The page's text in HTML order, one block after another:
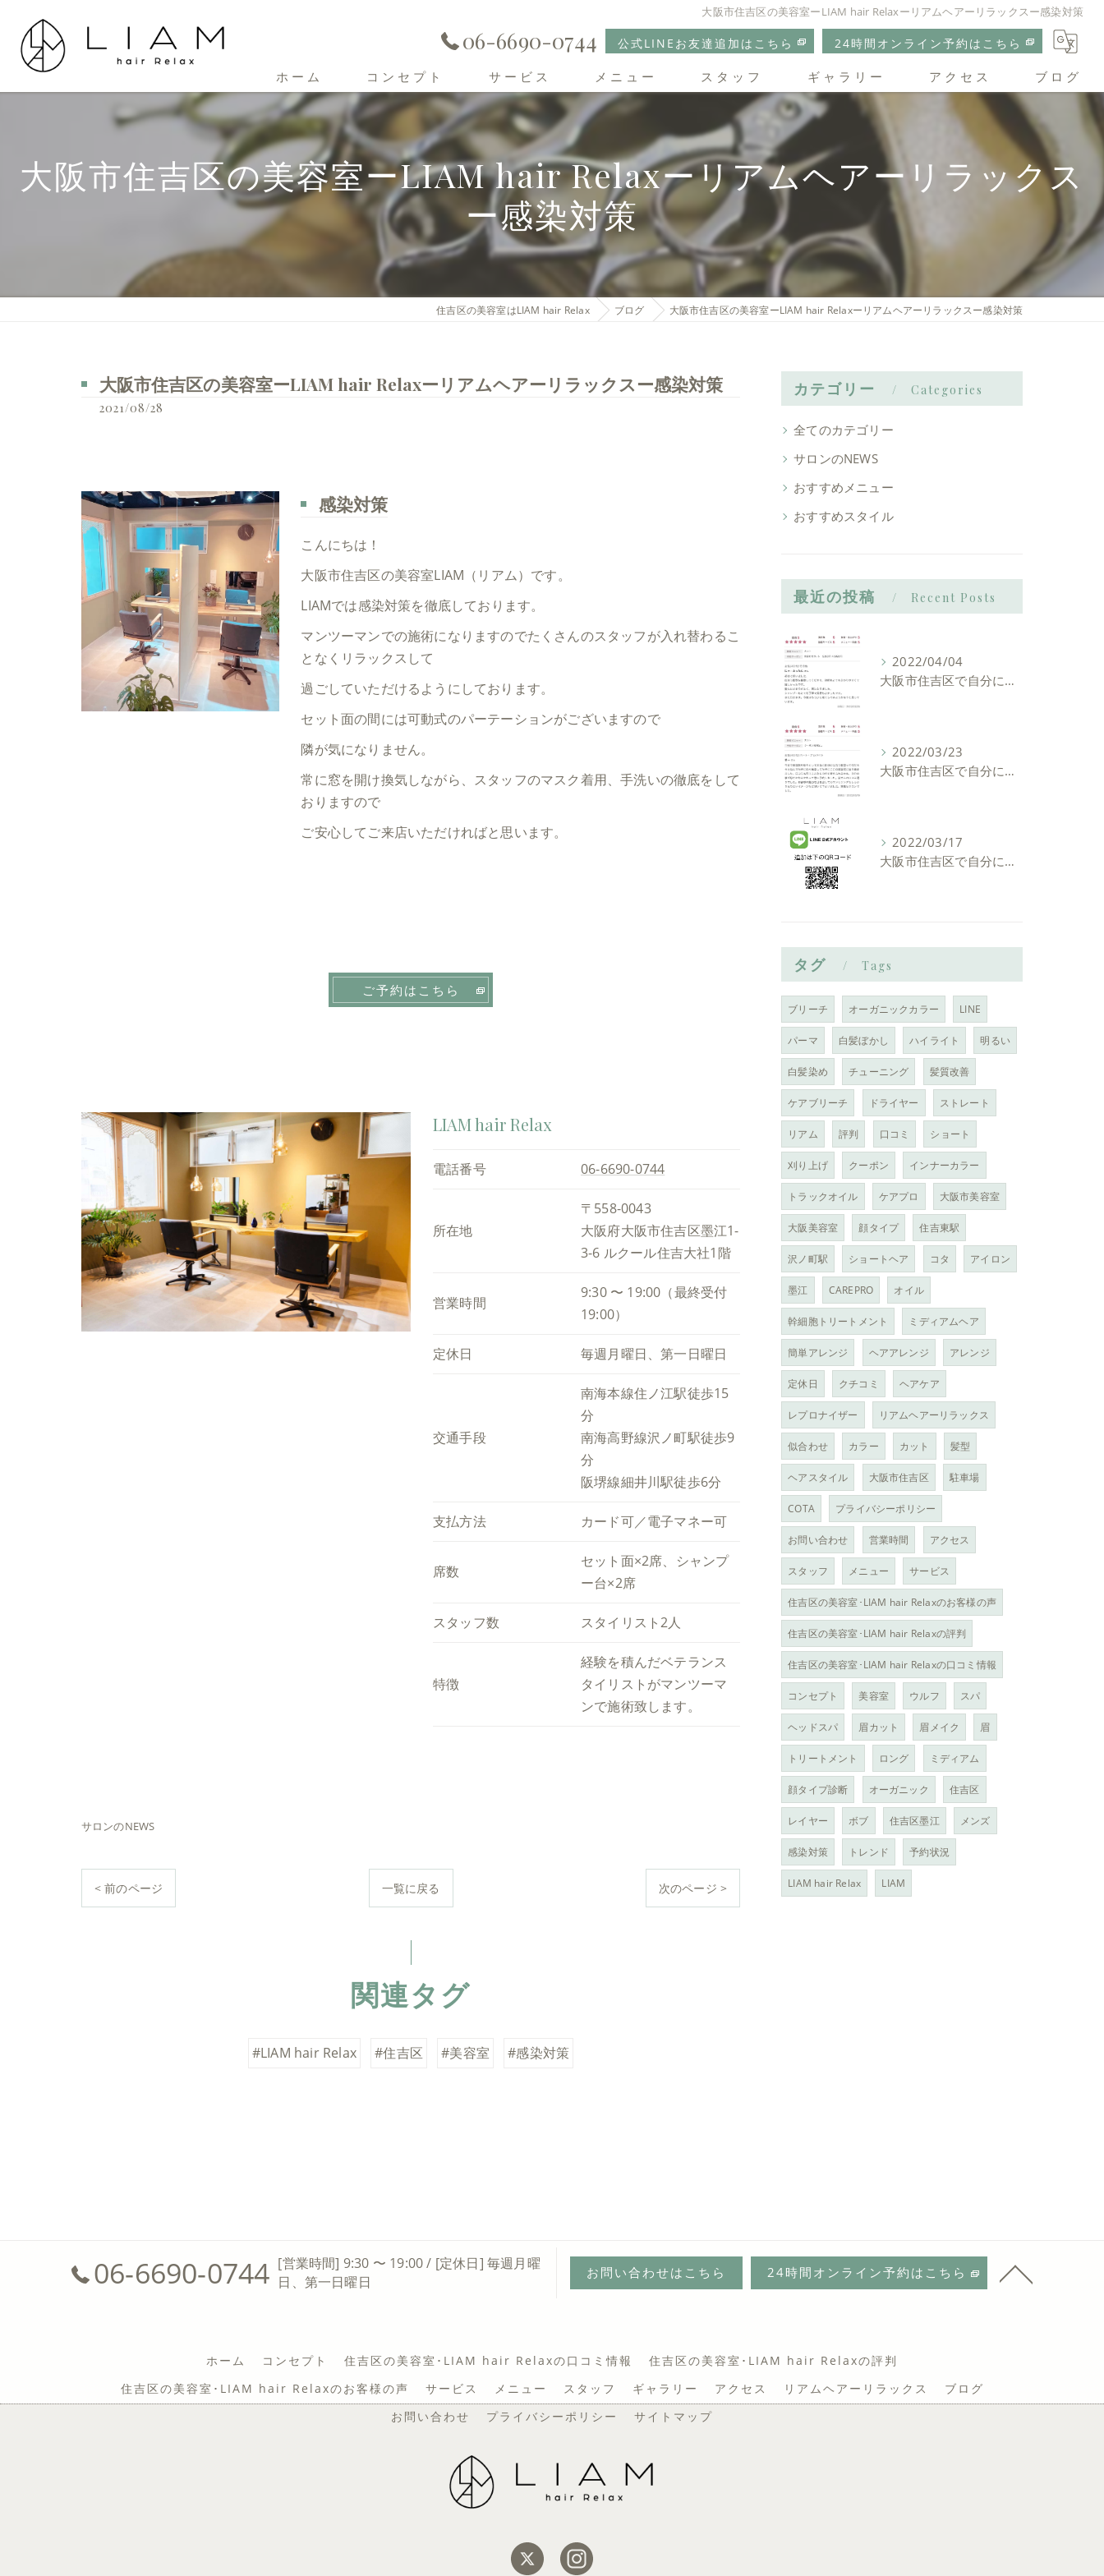
大阪市住吉区の美容室ーLIAM hair Relaxーリアムヘアーリラックスー感染対策
06-6690-0744 公式LINEお友達追加はこちら 24時間オンライン予約はこちら
ホーム コンセプト
住吉区の美容室･LIAM hair Relaxの口コミ情報
住吉区の美容室･LIAM hair Relaxの評判
住吉区の美容室･LIAM hair Relaxのお客様の声
サービス メニュー スタッフ ギャラリー アクセス
リアムヘアーリラックス
ブログ
大阪市住吉区の美容室ーLIAM hair Relaxーリアムヘアーリラックス
ー感染対策
住吉区の美容室はLIAM hair Relax ブログ 大阪市住吉区の美容室ーLIAM hair Relaxーリアムヘアーリラックスー感染対策
大阪市住吉区の美容室ーLIAM hair Relaxーリアムヘアーリラックスー感染対策
2021/08/28
感染対策
こんにちは！
大阪市住吉区の美容室LIAM（リアム）です。
LIAMでは感染対策を徹底しております。
マンツーマンでの施術になりますのでたくさんのスタッフが入れ替わるこ
となくリラックスして
過ごしていただけるようにしております。
セット面の間には可動式のパーテーションがございますので
隣が気になりません。
常に窓を開け換気しながら、スタッフのマスク着用、手洗いの徹底をして
おりますので
ご安心してご来店いただければと思います。
ご予約はこちら
LIAM hair Relax
電話番号 06-6690-0744
所在地
〒558-0043
大阪府大阪市住吉区墨江1-
3-6 ルクール住吉大社1階
営業時間
9:30 〜 19:00（最終受付
19:00）
定休日 毎週月曜日、第一日曜日
交通手段
南海本線住ノ江駅徒歩15
分
南海高野線沢ノ町駅徒歩9
分
阪堺線細井川駅徒歩6分
支払方法 カード可／電子マネー可
席数
セット面×2席、シャンプ
ー台×2席
スタッフ数 スタイリスト2人
特徴
経験を積んだベテランス
タイリストがマンツーマ
ンで施術致します。
サロンのNEWS
< 前のページ 一覧に戻る 次のページ >
関連タグ
#LIAM hair Relax #住吉区 #美容室 #感染対策
カテゴリー Categories
全てのカテゴリー
サロンのNEWS
おすすめメニュー
おすすめスタイル
最近の投稿 Recent Posts
2022/04/04
大阪市住吉区で自分に似合う髪型を見つけれる美容室ーLIAM hair Relaxーリアムヘアーリラックス
2022/03/23
大阪市住吉区で自分に似合う髪型を見つけれる美容室ーLIAM hair Relaxーリアムヘアーリラックス
2022/03/17
大阪市住吉区で自分に似合う髪型を見つけれる美容室ーLIAM hair Relaxーリアムヘアーリラックス
タグ Tags
ブリーチ オーガニックカラー LINE
パーマ 白髪ぼかし ハイライト 明るい
白髪染め チューニング 髪質改善
ケアブリーチ ドライヤー ストレート
リアム 評判 口コミ ショート
刈り上げ クーポン インナーカラー
トラックオイル ケアプロ 大阪市美容室
大阪美容室 顔タイプ 住吉東駅
沢ノ町駅 ショートヘア コタ アイロン
墨江 CAREPRO オイル
幹細胞トリートメント ミディアムヘア
簡単アレンジ ヘアアレンジ アレンジ
定休日 クチコミ ヘアケア
レプロナイザー リアムヘアーリラックス
似合わせ カラー カット 髪型
ヘアスタイル 大阪市住吉区 駐車場
COTA プライバシーポリシー
お問い合わせ 営業時間 アクセス
スタッフ メニュー サービス
住吉区の美容室･LIAM hair Relaxのお客様の声
住吉区の美容室･LIAM hair Relaxの評判
住吉区の美容室･LIAM hair Relaxの口コミ情報
コンセプト 美容室 ウルフ スパ
ヘッドスパ 眉カット 眉メイク 眉
トリートメント ロング ミディアム
顔タイプ診断 オーガニック 住吉区
レイヤー ボブ 住吉区墨江 メンズ
感染対策 トレンド 予約状況
LIAM hair Relax LIAM
06-6690-0744 [営業時間] 9:30 〜 19:00 / [定休日] 毎週月曜
日、第一日曜日
お問い合わせはこちら 24時間オンライン予約はこちら
ホーム コンセプト 住吉区の美容室･LIAM hair Relaxの口コミ情報
住吉区の美容室･LIAM hair Relaxの評判
住吉区の美容室･LIAM hair Relaxのお客様の声
サービス メニュー スタッフ ギャラリー アクセス リアムヘアーリラックス
ブログ
お問い合わせ
プライバシーポリシー サイトマップ